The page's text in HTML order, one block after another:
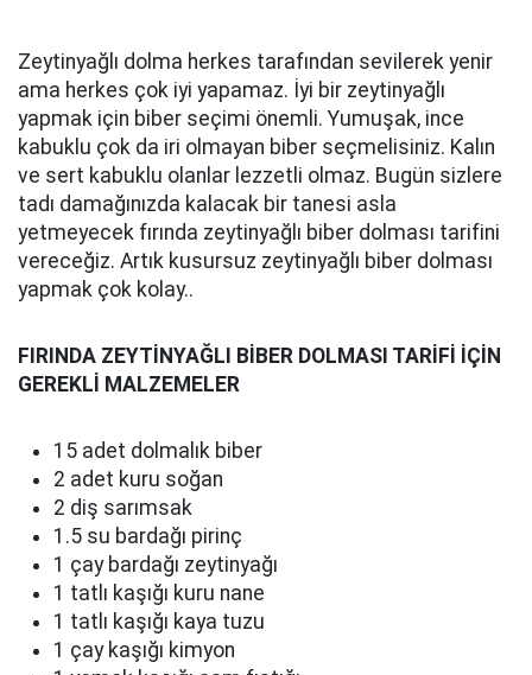
Zeytinyağlı dolma herkes tarafından sevilerek yenir
ama herkes çok iyi yapamaz. İyi bir zeytinyağlı
yapmak için biber seçimi önemli. Yumuşak, ince
kabuklu çok da iri olmayan biber seçmelisiniz. Kalın
ve sert kabuklu olanlar lezzetli olmaz. Bugün sizlere
tadı damağınızda kalacak bir tanesi asla
yetmeyecek fırında zeytinyağlı biber dolması tarifini
vereceğiz. Artık kusursuz zeytinyağlı biber dolması
yapmak çok kolay..
FIRINDA ZEYTİNYAĞLI BİBER DOLMASI TARİFİ İÇİN
GEREKLİ MALZEMELER
15 adet dolmalık biber
2 adet kuru soğan
2 diş sarımsak
1.5 su bardağı pirinç
1 çay bardağı zeytinyağı
1 tatlı kaşığı kuru nane
1 tatlı kaşığı kaya tuzu
1 çay kaşığı kimyon